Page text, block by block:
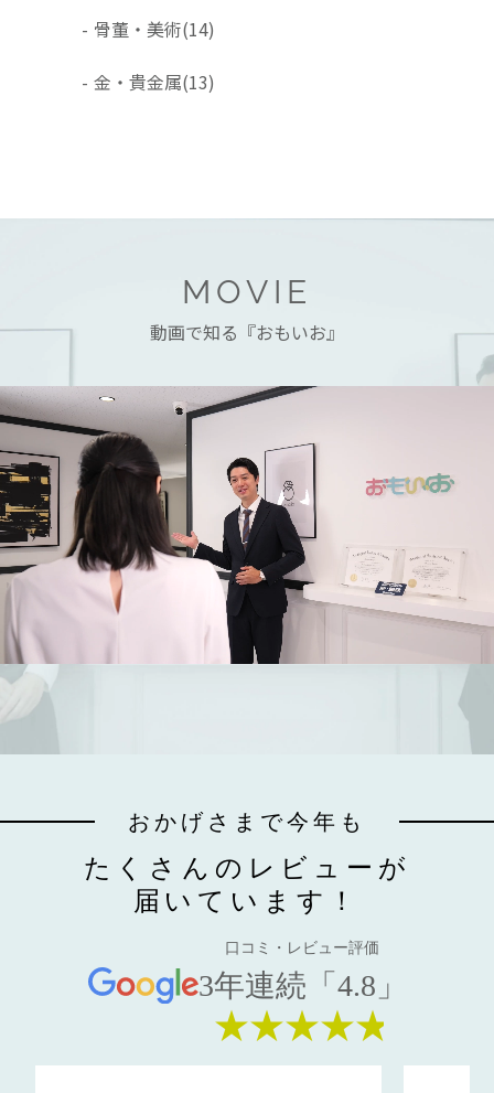
- 骨董・美術(14)
- 金・貴金属(13)
MOVIE
動画で知る『おもいお』
おかげさまで今年も
たくさんのレビューが
届いています！
口コミ・レビュー評価
3年連続「4.8」
★★★★★